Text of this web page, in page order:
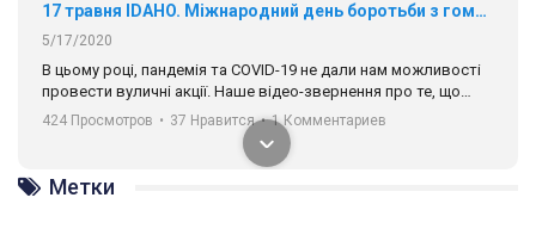
17 травня IDAHO. Міжнародний день боротьби з гомофобією трансфобією і біфобія.
5/17/2020
В цьому році, пандемія та COVІD-19 не дали нам можливості
провести вуличні акції. Наше відео-звернення про те, що
навіть коли ми у різних містах та не можемо зустрінеться, ми
разом. Ми закликаємо всіх хто поділяє цінності рівності та
солідарності, приєднатися до нас. Регіональні підрозділи
ГАУ є в 16 областях України.
Разом наш голос лунає гучніше!
424 Просмотров • 37 Нравится • 1 Комментариев
Метки